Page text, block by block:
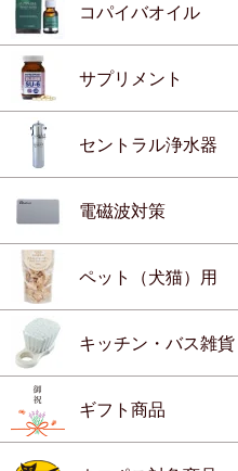
コパイバオイル
サプリメント
セントラル浄水器
電磁波対策
ペット（犬猫）用
キッチン・バス雑貨
ギフト商品